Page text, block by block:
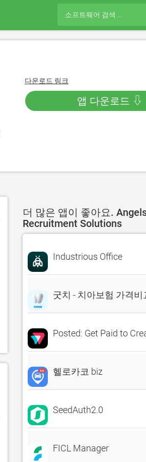
다운로드 링크
앱 다운로드 ⇩
더 많은 앱이 좋아요.
Recruitment Solutions
Industrious Office
굿치 - 치아보험 가격비
Posted: Get Paid to
헬로카코 biz
SeedAuth2.0
FICL Manager